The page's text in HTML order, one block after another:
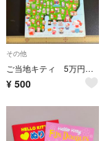
その他
ご当地キティ 5万円貯まる本
¥ 500